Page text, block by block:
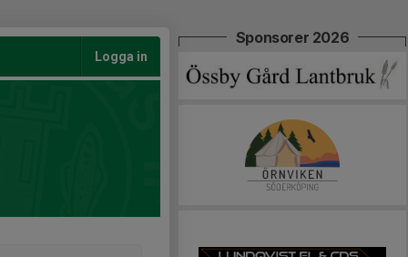
Logga in
Sponsorer 2026